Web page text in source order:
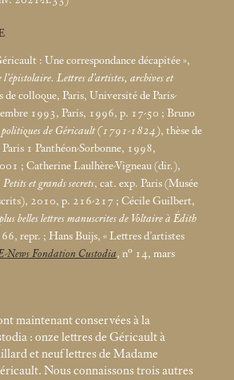
: Une correspondance décapitée»,
l’épistolaire. Lettres d’artistes, archives et
de colloque, Paris, Université de Paris-
1993, Paris, 1996, p. 17-50 ; Bruno
politiques de Géricault (1791-1824), thèse de
1 Panthéon-Sorbonne, 1998,
; Catherine Laulhère-Vigneau (dir.),
et grands secrets, cat. exp. Paris (Musée
2010, p. 216-217 ; Cécile Guilbert,
belles lettres manuscrites de Voltaire à Édith
repr. ; Hans Buijs, «Lettres d’artistes
News Fondation Custodia, n° 14, mars
maintenant conservées à la
: onze lettres de Géricault à
et neuf lettres de Madame
Nous connaissons trois autres